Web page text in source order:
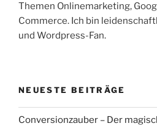
Themen Onlinemarketing,
Commerce. Ich bin
und Wordpress-Fan.
NEUESTE BEITRÄGE
Conversionzauber – Der